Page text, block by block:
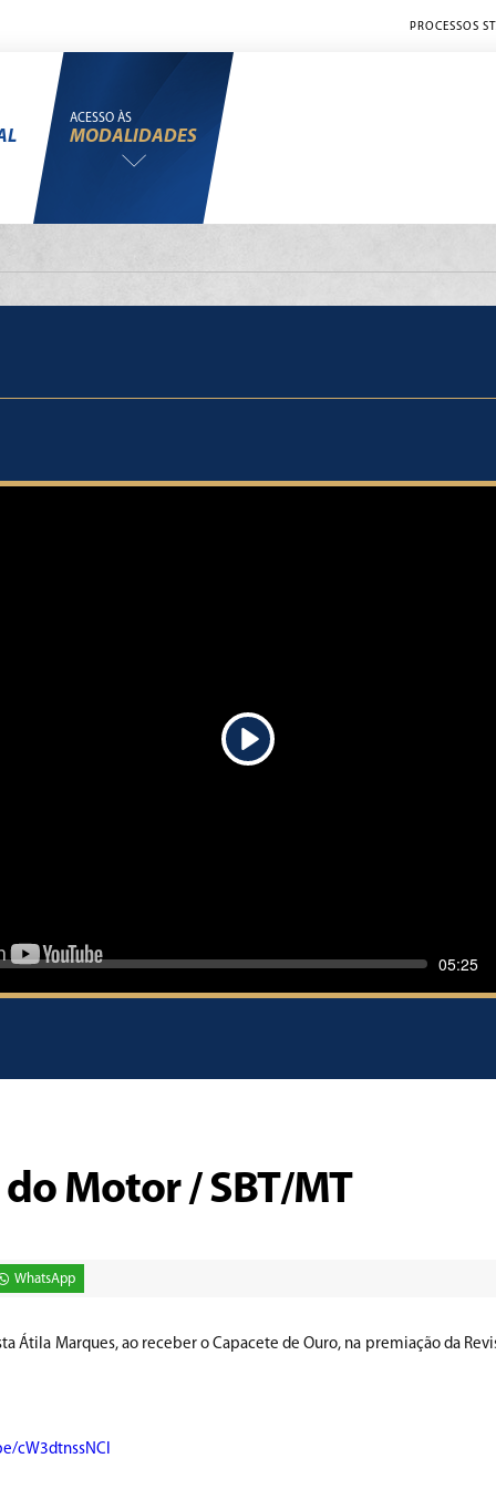
PROCESSOS
ACESSO ÀS
MODALIDADES
Play
Seek Current
05:25
Motor / SBT/MT
WhatsApp
Átila Marques, ao receber o Capacete de Ouro, na premiação da
cW3dtnssNCI